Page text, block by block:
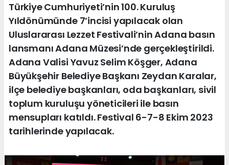
Türkiye Cumhuriyeti’nin 100. Kuruluş
Yıldönümünde 7’incisi yapılacak olan
Uluslararası Lezzet Festivali’nin Adana basın
lansmanı Adana Müzesi’nde gerçekleştirildi.
Adana Valisi Yavuz Selim Köşger, Adana
Büyükşehir Belediye Başkanı Zeydan Karalar,
ilçe belediye başkanları, oda başkanları, sivil
toplum kuruluşu yöneticileri ile basın
mensupları katıldı. Festival 6-7-8 Ekim 2023
tarihlerinde yapılacak.